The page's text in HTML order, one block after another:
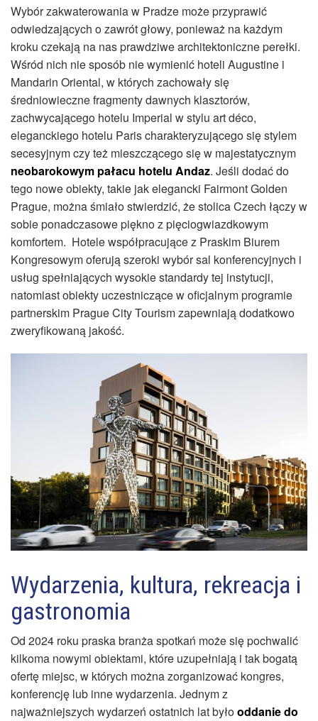
Wybór zakwaterowania w Pradze może przyprawić
odwiedzających o zawrót głowy, ponieważ na każdym
kroku czekają na nas prawdziwe architektoniczne perełki.
Wśród nich nie sposób nie wymienić hoteli Augustine i
Mandarin Oriental, w których zachowały się
średniowieczne fragmenty dawnych klasztorów,
zachwycającego hotelu Imperial w stylu art déco,
eleganckiego hotelu Paris charakteryzującego się stylem
secesyjnym czy też mieszczącego się w majestatycznym
neobarokowym pałacu hotelu Andaz. Jeśli dodać do
tego nowe obiekty, takie jak elegancki Fairmont Golden
Prague, można śmiało stwierdzić, że stolica Czech łączy w
sobie ponadczasowe piękno z pięciogwiazdkowym
komfortem. Hotele współpracujące z Praskim Biurem
Kongresowym oferują szeroki wybór sal konferencyjnych i
usług spełniających wysokie standardy tej instytucji,
natomiast obiekty uczestniczące w oficjalnym programie
partnerskim Prague City Tourism zapewniają dodatkowo
zweryfikowaną jakość.
Wydarzenia, kultura, rekreacja i
gastronomia
Od 2024 roku praska branża spotkań może się pochwalić
kilkoma nowymi obiektami, które uzupełniają i tak bogatą
ofertę miejsc, w których można zorganizować kongres,
konferencję lub inne wydarzenia. Jednym z
najważniejszych wydarzeń ostatnich lat byłooddanie do